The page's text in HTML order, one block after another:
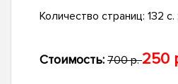
Количество страниц: 132 с.
Стоимость: 700 р.250